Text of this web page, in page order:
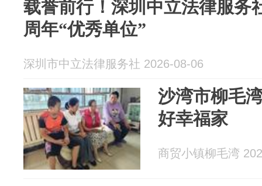
载誉前行！深圳中立法律服务
周年“优秀单位”
深圳市中立法律服务社 2026-08-06
沙湾市柳毛
好幸福家
商贸小镇柳毛湾